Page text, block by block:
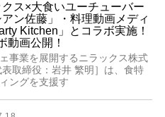
クス×大食いユーチューバー
アン佐藤」・料理動画メディ
Kitchen」とコラボ実施！
動画公開！
事業を展開するニラックス株式
取締役：岩井 繁明］は、食特
ングを支援す